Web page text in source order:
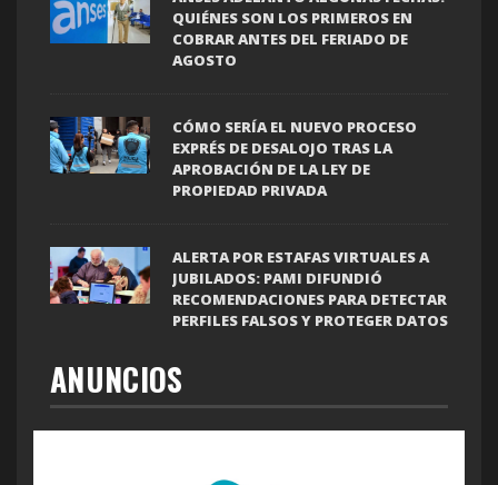
QUIÉNES SON LOS PRIMEROS EN
COBRAR ANTES DEL FERIADO DE
AGOSTO
CÓMO SERÍA EL NUEVO PROCESO
EXPRÉS DE DESALOJO TRAS LA
APROBACIÓN DE LA LEY DE
PROPIEDAD PRIVADA
ALERTA POR ESTAFAS VIRTUALES A
JUBILADOS: PAMI DIFUNDIÓ
RECOMENDACIONES PARA DETECTAR
PERFILES FALSOS Y PROTEGER DATOS
ANUNCIOS